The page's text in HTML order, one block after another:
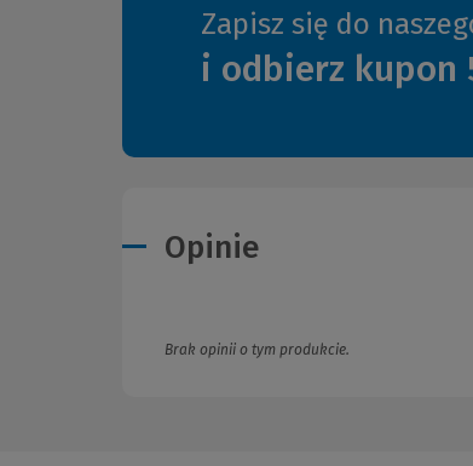
Zapisz się do
i odbierz kupon
Opinie
Brak opinii o tym produkcie.